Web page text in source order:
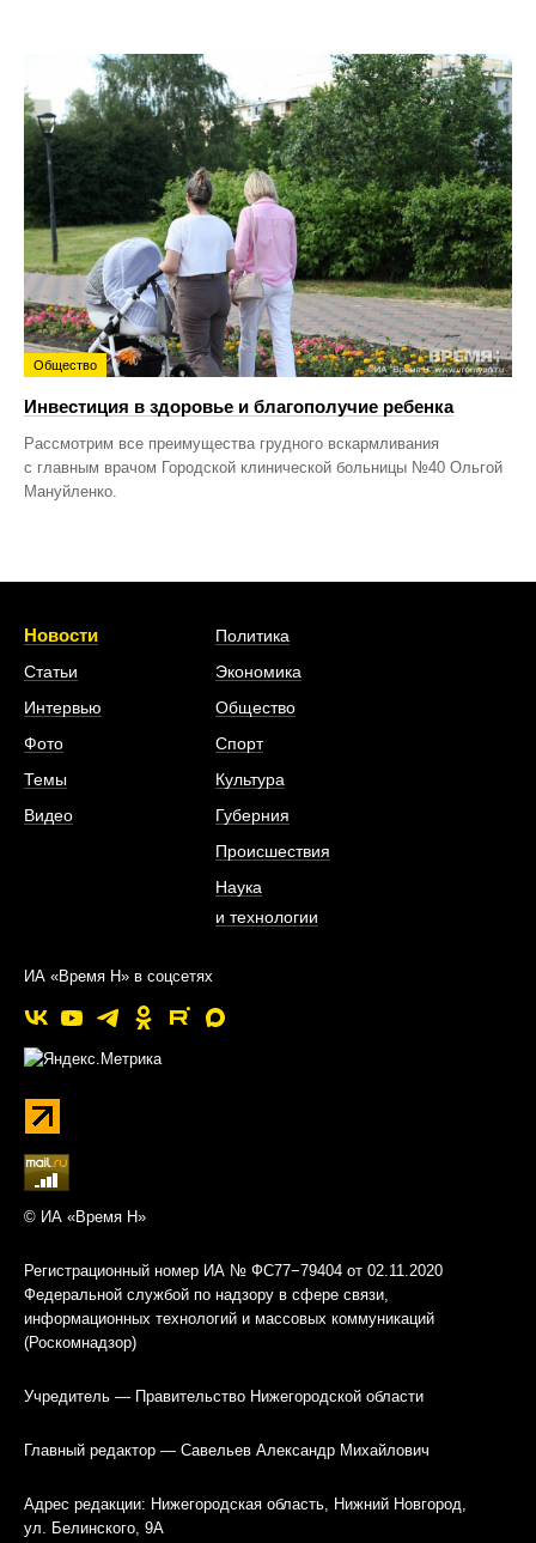
Общество
Инвестиция в здоровье и благополучие ребенка
Рассмотрим все преимущества грудного вскармливания
с главным врачом Городской клинической больницы №40 Ольгой
Мануйленко.
Новости
Статьи
Интервью
Фото
Темы
Видео
Политика
Экономика
Общество
Спорт
Культура
Губерния
Происшествия
Наука
и технологии
ИА «Время Н» в соцсетях
© ИА «Время Н»
Регистрационный номер ИА № ФС77−79404 от 02.11.2020
Федеральной службой по надзору в сфере связи,
информационных технологий и массовых коммуникаций
(Роскомнадзор)
Учредитель — Правительство Нижегородской области
Главный редактор — Савельев Александр Михайлович
Адрес редакции: Нижегородская область, Нижний Новгород,
ул. Белинского, 9А